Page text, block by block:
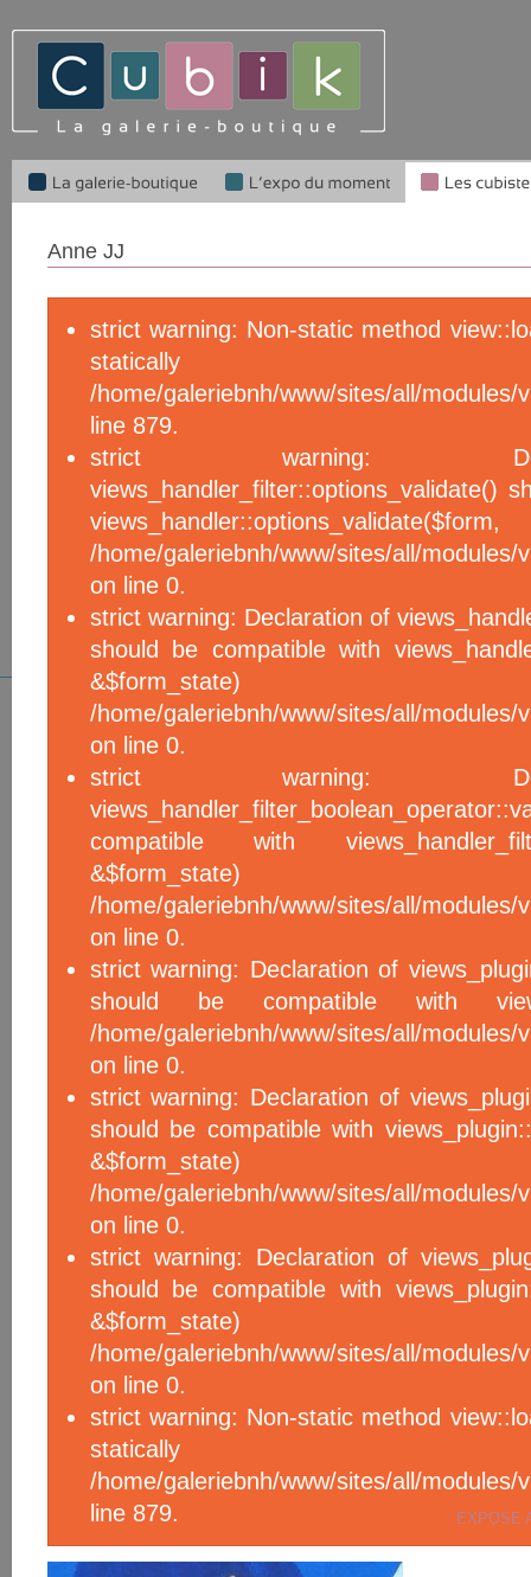
Anne JJ
strict warning: Non-static method
/home/galeriebnh/www/sites/all/
line 879.
strict warning:
views_handler_filter::options_validate()
/home/galeriebnh/www/sites/all/modules/
on line 0.
strict warning: Declaration of
should be compatible with
/home/galeriebnh/www/sites/all/modules/
on line 0.
strict warning:
compatible with
/home/galeriebnh/www/sites/all/
on line 0.
strict warning: Declaration of
should be compatible with
/home/galeriebnh/www/sites/all/modules/
on line 0.
strict warning: Declaration of
should be compatible with
/home/galeriebnh/www/sites/all/modules/
on line 0.
strict warning: Declaration of
should be compatible with
/home/galeriebnh/www/sites/all/modules/
on line 0.
strict warning: Non-static method
/home/galeriebnh/www/sites/all/
line 879.
EXPOSE